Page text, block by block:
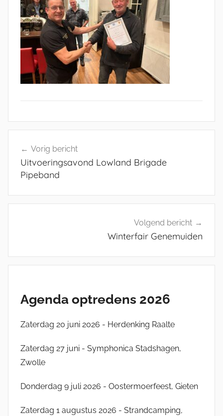
N
u
w
s
,
l
L
B
Vorig bericht
Uitvoeringsavond Lowland Brigade
Pipeband
Volgend bericht
Winterfair Genemuiden
Agenda optredens 2026
Zaterdag 20 juni 2026 - Herdenking Raalte
Zaterdag 27 juni - Symphonica Stadshagen,
Zwolle
Donderdag 9 juli 2026 - Oostermoerfeest, Gieten
Zaterdag 1 augustus 2026 - Strandcamping,